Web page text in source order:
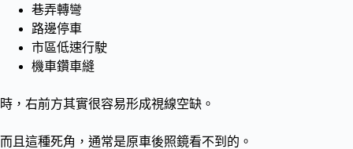
巷弄轉彎
路邊停車
市區低速行駛
機車鑽車縫
時，右前方其實很容易形成視線空缺。
而且這種死角，通常是原車後照鏡看不到的。